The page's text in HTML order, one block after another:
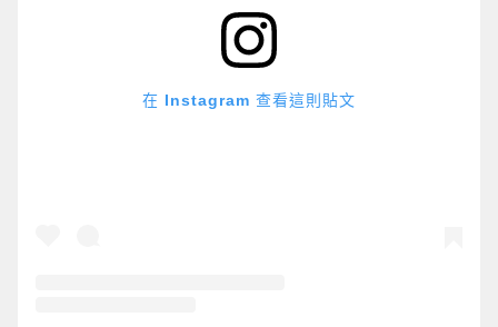
在 Instagram 查看這則貼文